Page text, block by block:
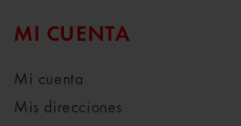
MI CUENTA
Mi cuenta
Mis direcciones